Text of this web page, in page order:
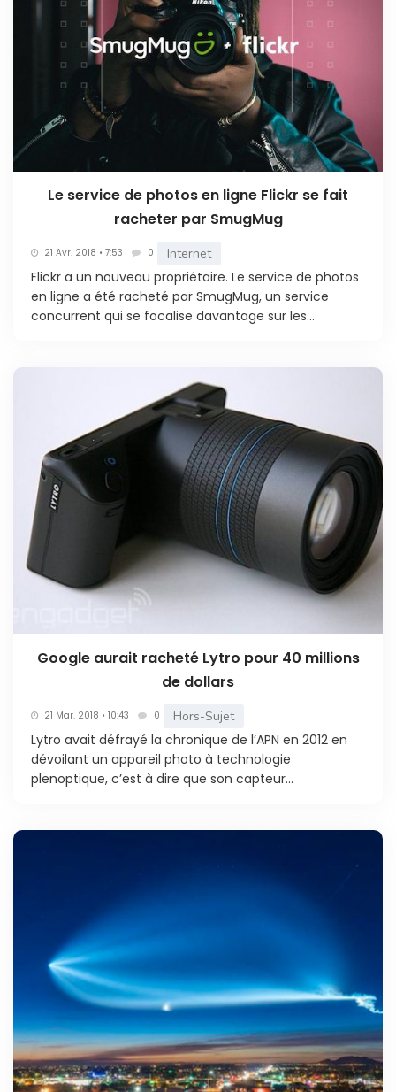
Le service de photos en ligne Flickr se fait
racheter par SmugMug
21 Avr. 2018 • 7:53 0 Internet
Flickr a un nouveau propriétaire. Le service de photos
en ligne a été racheté par SmugMug, un service
concurrent qui se focalise davantage sur les...
Google aurait racheté Lytro pour 40 millions
de dollars
21 Mar. 2018 • 10:43 0 Hors-Sujet
Lytro avait défrayé la chronique de l’APN en 2012 en
dévoilant un appareil photo à technologie
plenoptique, c’est à dire que son capteur...